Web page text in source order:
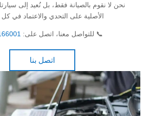
الأصلية على التحدي والاعتماد في
📞 للتواصل معنا، اتصل على:
اتصل بنا